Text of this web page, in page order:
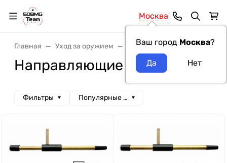
Москва
Ваш город Москва?
Главная Уход за оружием Направляющие для чистки
Направляющие Stil Crin
Фильтры Популярные сначала